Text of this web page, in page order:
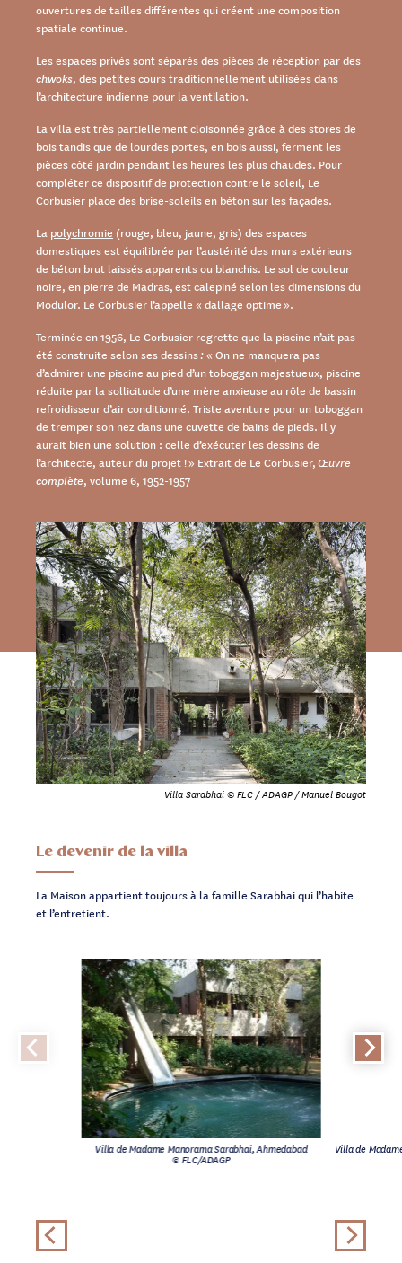
ouvertures de tailles différentes qui créent une composition
spatiale continue.
Les espaces privés sont séparés des pièces de réception par des
chwoks, des petites cours traditionnellement utilisées dans
l’architecture indienne pour la ventilation.
La villa est très partiellement cloisonnée grâce à des stores de
bois tandis que de lourdes portes, en bois aussi, ferment les
pièces côté jardin pendant les heures les plus chaudes. Pour
compléter ce dispositif de protection contre le soleil, Le
Corbusier place des brise-soleils en béton sur les façades.
La polychromie (rouge, bleu, jaune, gris) des espaces
domestiques est équilibrée par l’austérité des murs extérieurs
de béton brut laissés apparents ou blanchis. Le sol de couleur
noire, en pierre de Madras, est calepiné selon les dimensions du
Modulor. Le Corbusier l’appelle « dallage optime ».
Terminée en 1956, Le Corbusier regrette que la piscine n’ait pas
été construite selon ses dessins:« On ne manquera pas
d’admirer une piscine au pied d’un toboggan majestueux, piscine
réduite par la sollicitude d’une mère anxieuse au rôle de bassin
refroidisseur d’air conditionné. Triste aventure pour un toboggan
de tremper son nez dans une cuvette de bains de pieds. Il y
aurait bien une solution : celle d’exécuter les dessins de
l’architecte, auteur du projet ! » Extrait de Le Corbusier,Œuvre
complète, volume 6, 1952-1957
Villa Sarabhai © FLC / ADAGP / Manuel Bougot
Le devenir de la villa
La Maison appartient toujours à la famille Sarabhai qui l’habite
et l’entretient.
Villa de Madame Manorama Sarabhai, Ahmedabad
© FLC/ADAGP
Villa de